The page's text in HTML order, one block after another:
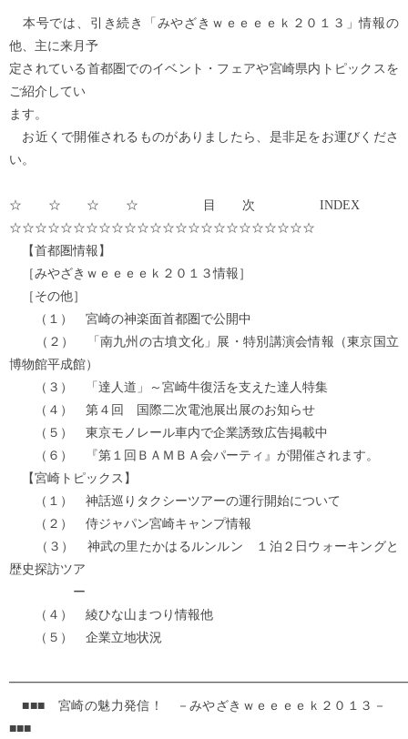
本号では、引き続き「みやざきｗｅｅｅｅｋ２０１３」情報の
他、主に来月予
定されている首都圏でのイベント・フェアや宮崎県内トピックスを
ご紹介してい
ます。
お近くで開催されるものがありましたら、是非足をお運びくださ
い。
☆☆☆☆ 目次 INDEX
☆☆☆☆☆☆☆☆☆☆☆☆☆☆☆☆☆☆☆☆☆☆☆☆
【首都圏情報】
［みやざきｗｅｅｅｅｋ２０１３情報］
［その他］
（１） 宮崎の神楽面首都圏で公開中
（２） 「南九州の古墳文化」展・特別講演会情報（東京国立
博物館平成館）
（３） 「達人道」～宮崎牛復活を支えた達人特集
（４） 第４回 国際二次電池展出展のお知らせ
（５） 東京モノレール車内で企業誘致広告掲載中
（６） 『第１回ＢＡＭＢＡ会パーティ』が開催されます。
【宮崎トピックス】
（１） 神話巡りタクシーツアーの運行開始について
（２） 侍ジャパン宮崎キャンプ情報
（３） 神武の里たかはるルンルン １泊２日ウォーキングと
歴史探訪ツア
ー
（４） 綾ひな山まつり情報他
（５） 企業立地状況
■■■ 宮崎の魅力発信！ －みやざきｗｅｅｅｅｋ２０１３－
■■■